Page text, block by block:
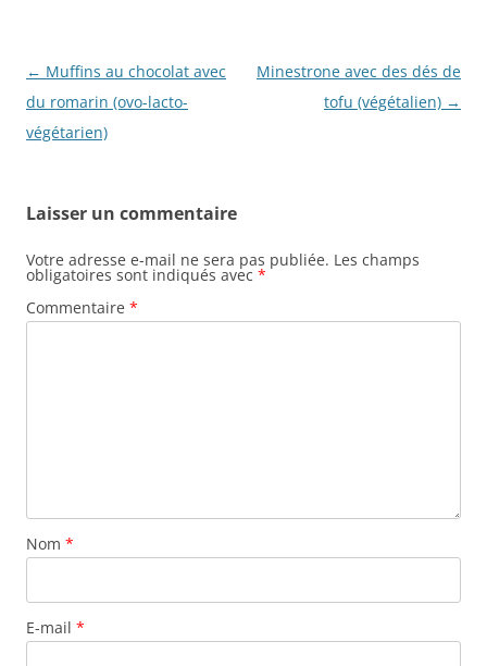
Navigation
des
articles
← Muffins au chocolat avec
du romarin (ovo-lacto-
végétarien)
Minestrone avec des dés de
tofu (végétalien) →
Laisser un commentaire
Votre adresse e-mail ne sera pas publiée. Les champs
obligatoires sont indiqués avec *
Commentaire *
Nom *
E-mail *